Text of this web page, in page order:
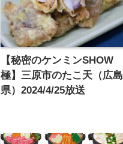
【秘密のケンミンSHOW
極】三原市のたこ天（広島
県）2024/4/25放送